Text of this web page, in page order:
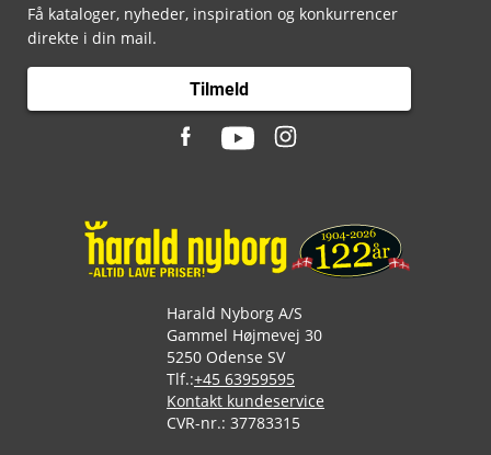
Få kataloger, nyheder, inspiration og konkurrencer
direkte i din mail.
Tilmeld
Harald Nyborg A/S
Gammel Højmevej 30
5250 Odense SV
Tlf.:+45 63959595
Kontakt kundeservice
CVR-nr.: 37783315